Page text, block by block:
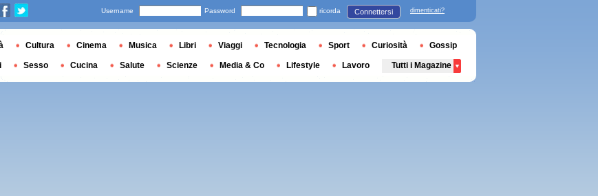
Username Password ricorda Connettersi dimenticati?
Cultura Cinema Musica Libri Viaggi Tecnologia Sport Curiosità Gossip
Sesso Cucina Salute Scienze Media & Co Lifestyle Lavoro Tutti i Magazine